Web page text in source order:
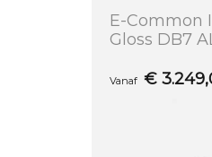
E-Common
Gloss DB7
Vanaf €